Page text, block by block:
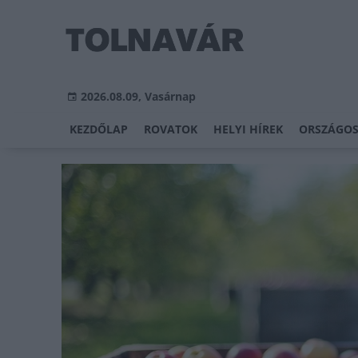
2026.08.09, Vasárnap
KEZDŐLAP ROVATOK HELYI HÍREK